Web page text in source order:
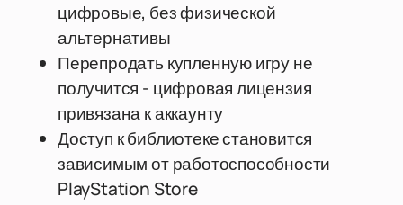
цифровые, без физической
альтернативы
Перепродать купленную игру не
получится - цифровая лицензия
привязана к аккаунту
Доступ к библиотеке становится
зависимым от работоспособности
PlayStation Store